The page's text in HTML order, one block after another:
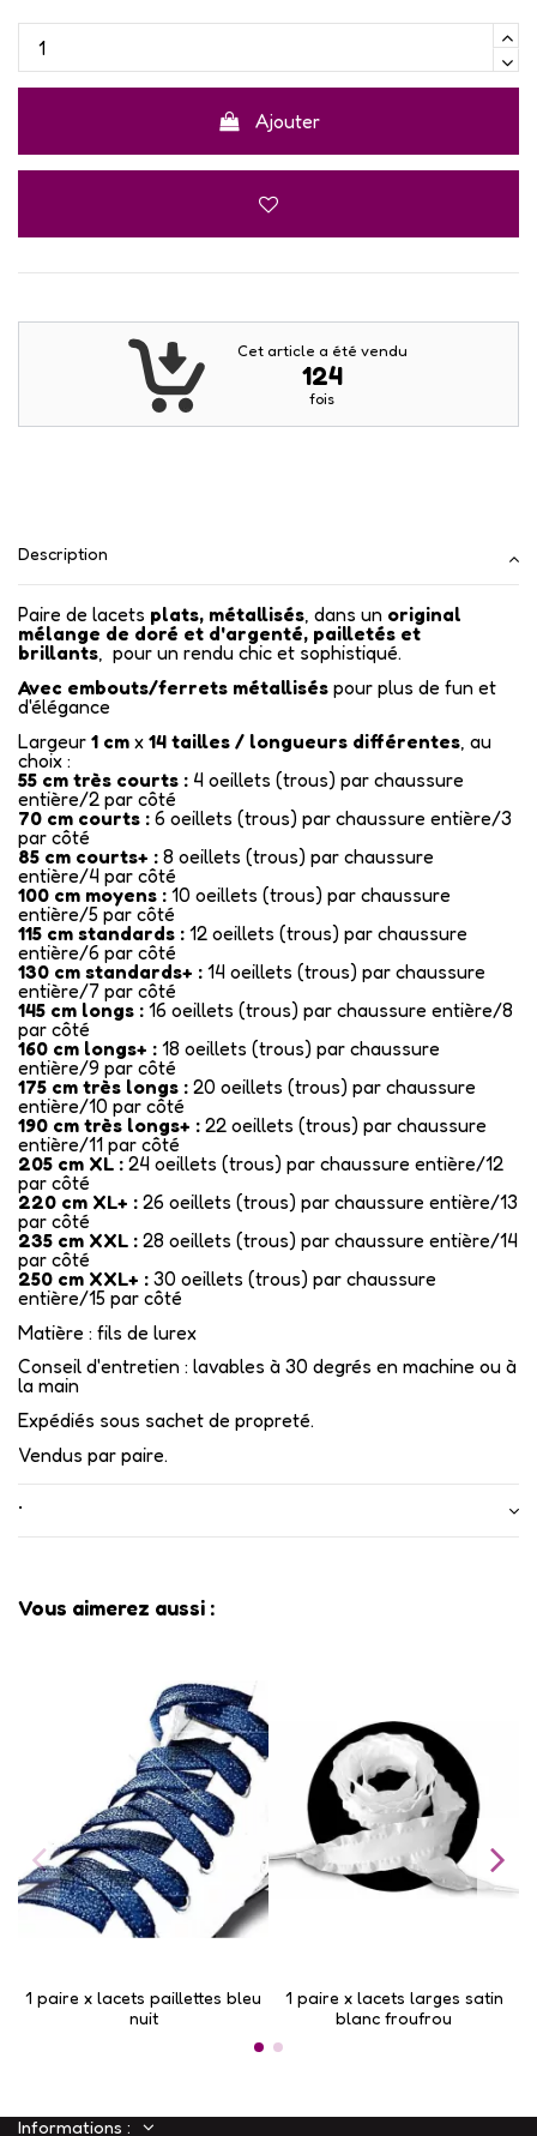
Ajouter
Cet article a été vendu
124
fois
Description
Paire de lacets plats, métallisés, dans un original
mélange de doré et d'argenté, pailletés et
brillants, pour un rendu chic et sophistiqué.
Avec embouts/ferrets métallisés pour plus de fun et
d'élégance
Largeur 1 cm x 14 tailles / longueurs différentes , au
choix :
55 cm très courts : 4 oeillets (trous) par chaussure
entière/2 par côté
70 cm courts : 6 oeillets (trous) par chaussure entière/3
par côté
85 cm courts+ : 8 oeillets (trous) par chaussure
entière/4 par côté
100 cm moyens : 10 oeillets (trous) par chaussure
entière/5 par côté
115 cm standards : 12 oeillets (trous) par chaussure
entière/6 par côté
130 cm standards+ : 14 oeillets (trous) par chaussure
entière/7 par côté
145 cm longs : 16 oeillets (trous) par chaussure entière/8
par côté
160 cm longs+ : 18 oeillets (trous) par chaussure
entière/9 par côté
175 cm très longs : 20 oeillets (trous) par chaussure
entière/10 par côté
190 cm très longs+ : 22 oeillets (trous) par chaussure
entière/11 par côté
205 cm XL : 24 oeillets (trous) par chaussure entière/12
par côté
220 cm XL+ : 26 oeillets (trous) par chaussure entière/13
par côté
235 cm XXL : 28 oeillets (trous) par chaussure entière/14
par côté
250 cm XXL+ : 30 oeillets (trous) par chaussure
entière/15 par côté
Matière : fils de lurex
Conseil d'entretien : lavables à 30 degrés en machine ou à
la main
Expédiés sous sachet de propreté.
Vendus par paire.
•
Vous aimerez aussi :
1 paire x lacets paillettes bleu
nuit
1 paire x lacets larges satin
blanc froufrou
Informations :